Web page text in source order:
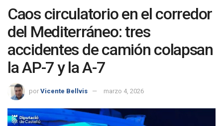
Caos circulatorio en el corredor
del Mediterráneo: tres
accidentes de camión colapsan
la AP-7 y la A-7
por Vicente Bellvis marzo 4, 2026